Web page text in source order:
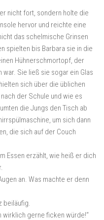
nicht fort, sondern holte die
hervor und reichte eine
das schelmische Grinsen
spielten bis Barbara sie in die
Hühnerschmortopf, der
Sie ließ sie sogar ein Glas
sich über die üblichen
der Schule und wie es
die Jungs den Tisch ab
um sich dann
die sich auf der Couch
Essen erzählt, wie heiß er dich
an. Was machte er denn
beiläufig.
wirklich gerne ficken würde!“